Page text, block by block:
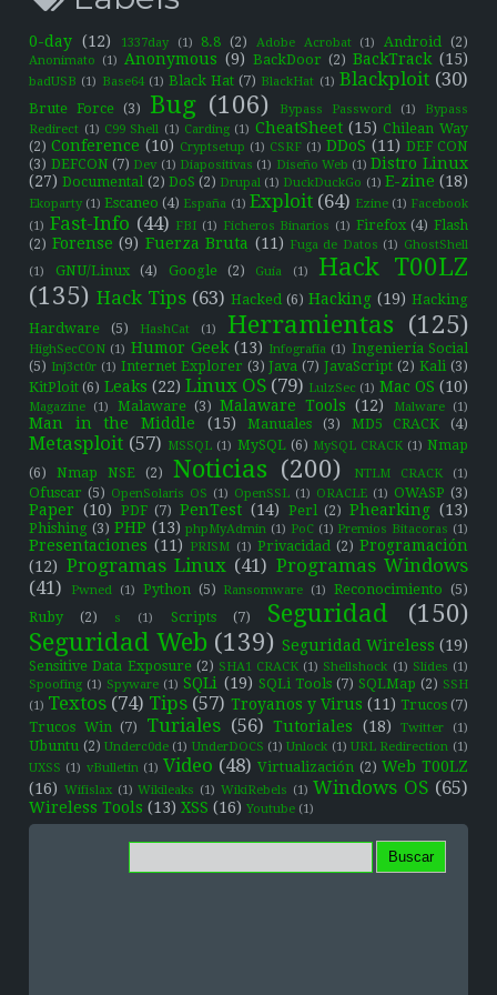
0-day (12) 1337day (1) 8.8 (2) Adobe Acrobat (1) Android (2)
Anonimato (1) Anonymous (9) BackDoor (2) BackTrack (15)
badUSB (1) Base64 (1) Black Hat (7) BlackHat (1) Blackploit (30)
Brute Force (3) Bug (106) Bypass Password (1)
Bypass
Redirect (1) C99 Shell (1) Carding (1) CheatSheet (15) Chilean Way
(2) Conference (10) Cryptsetup (1) CSRF (1) DDoS (11) DEF CON
(3) DEFCON (7) Dev (1) Diapositivas (1) Diseño Web (1) Distro Linux
(27) Documental (2) DoS (2) Drupal (1) DuckDuckGo (1) E-zine (18)
Ekoparty (1) Escaneo (4) España (1) Exploit (64) Ezine (1) Facebook
(1) Fast-Info (44) FBI (1) Ficheros Binarios (1) Firefox (4) Flash
(2) Forense (9) Fuerza Bruta (11) Fuga de Datos (1) GhostShell
(1)
GNU/Linux (4) Google (2) Guía (1)
Hack T00LZ
(135) Hack Tips (63) Hacked (6) Hacking (19) Hacking
Hardware
(5) HashCat (1) Herramientas (125)
HighSecCON (1) Humor Geek (13) Infografía (1) Ingeniería Social
(5) Inj3ct0r (1) Internet Explorer (3) Java (7) JavaScript (2) Kali (3)
KitPloit (6) Leaks (22) Linux OS (79) LulzSec (1) Mac OS (10)
Magazine (1) Malaware (3) Malaware Tools (12) Malware (1)
Man in the Middle (15) Manuales (3) MD5 CRACK (4)
Metasploit (57) MSSQL (1) MySQL (6) MySQL CRACK (1) Nmap
(6)
Nmap NSE (2) Noticias (200) NTLM CRACK (1)
Ofuscar (5) OpenSolaris OS (1) OpenSSL (1) ORACLE (1) OWASP (3)
Paper (10) PDF (7) PenTest (14) Perl (2) Phearking (13)
Phishing (3) PHP (13) phpMyAdmin (1) PoC (1) Premios Bitacoras (1)
Presentaciones (11) PRISM (1) Privacidad (2) Programación
(12) Programas Linux (41) Programas Windows
(41)
Pwned (1) Python (5) Ransomware (1) Reconocimiento (5)
Ruby
(2) s (1) Scripts (7) Seguridad
(150)
Seguridad Web (139) Seguridad Wireless (19)
Sensitive Data Exposure (2) SHA1 CRACK (1) Shellshock (1) Slides (1)
Spoofing (1) Spyware (1) SQLi (19) SQLi Tools (7) SQLMap (2) SSH
(1) Textos (74) Tips (57) Troyanos y Virus (11) Trucos (7)
Trucos Win (7) Turiales (56) Tutoriales (18) Twitter (1)
Ubuntu (2) Underc0de (1) UnderDOCS (1) Unlock (1) URL Redirection (1)
UXSS (1) vBulletin (1) Video (48) Virtualización (2) Web T00LZ
(16) Wifislax (1) Wikileaks (1) WikiRebels (1) Windows OS (65)
Wireless Tools (13) XSS (16) Youtube (1)